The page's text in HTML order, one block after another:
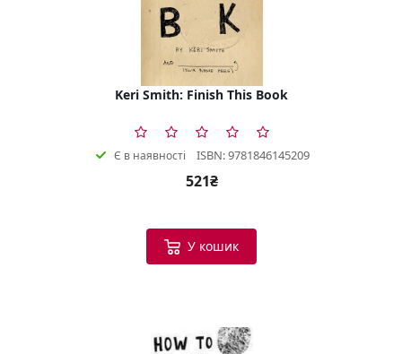
Keri Smith: Finish This Book
Є в наявності ISBN: 9781846145209
521₴
У кошик